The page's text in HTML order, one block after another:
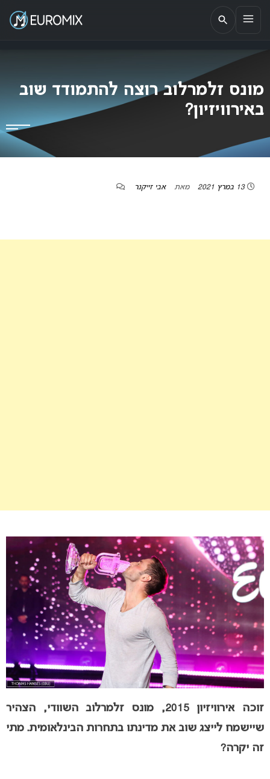
EUROMIX
אתר הבית של האירוויזיון בישראל
מונס זלמרלוב רוצה להתמודד שוב
באירוויזיון?
13 במרץ 2021 מאת אבי זייקנר
זוכה אירוויזיון 2015, מונס זלמרלוב השוודי, הצהיר
שיישמח לייצג שוב את מדינתו בתחרות הבינלאומית. מתי
זה יקרה?